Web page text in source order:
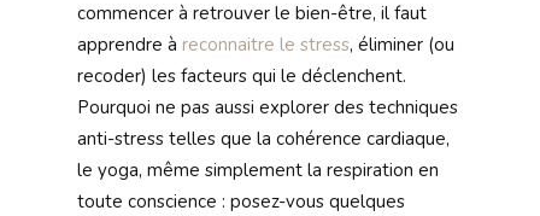
commencer à retrouver le bien-être, il faut
apprendre à reconnaitre le stress, éliminer (ou
recoder) les facteurs qui le déclenchent.
Pourquoi ne pas aussi explorer des techniques
anti-stress telles que la cohérence cardiaque,
le yoga, même simplement la respiration en
toute conscience : posez-vous quelques